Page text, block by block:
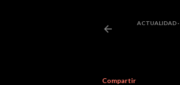
ACTUALIDAD
Compartir